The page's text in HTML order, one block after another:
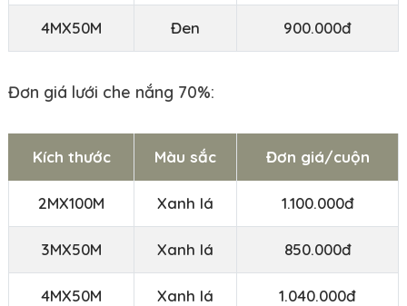
4MX50M Đen 900.000đ
Đơn giá lưới che nắng 70%:
Kích thước Màu sắc Đơn giá/cuộn
2MX100M Xanh lá 1.100.000đ
3MX50M Xanh lá 850.000đ
4MX50M Xanh lá 1.040.000đ